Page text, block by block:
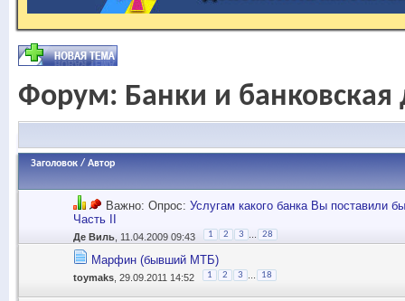
Форум: Банки и банковская
Заголовок / Автор
Важно: Опрос: Услугам какого банка Вы поставили
Часть II
Де Виль , 11.04.2009 09:43 1 2 3 28
Марфин (бывший МТБ)
toymaks , 29.09.2011 14:52 1 2 3 18